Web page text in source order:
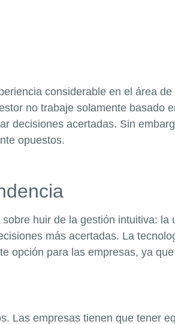
considerable en el área
no trabaje solamente basado
decisiones acertadas. Sin
opuestos.
huir de la gestión intuitiva:
más acertadas. La
opción para las empresas, ya
Las empresas tienen que tener